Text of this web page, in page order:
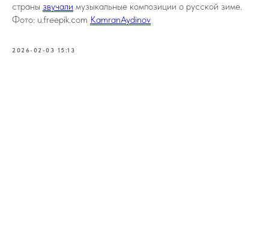
страны звучали музыкальные композиции о русской зиме.
Фото: u.freepik.com KamranAydinov
2026-02-03 15:13